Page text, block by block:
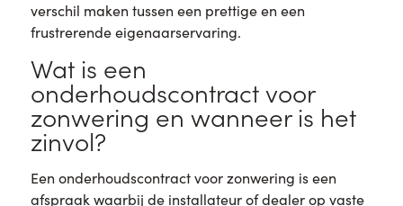
verschil maken tussen een prettige en een
frustrerende eigenaarservaring.
Wat is een
onderhoudscontract voor
zonwering en wanneer is het
zinvol?
Een onderhoudscontract voor zonwering is een
afspraak waarbij de installateur of dealer op vaste